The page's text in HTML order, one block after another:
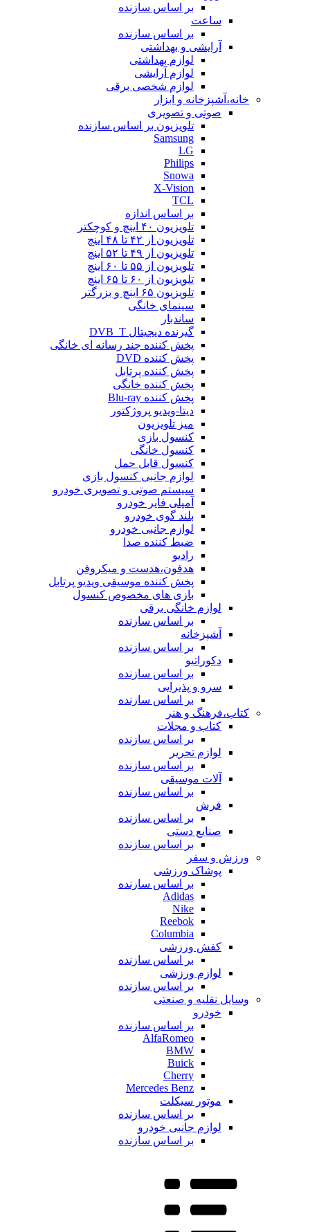
بر اساس سازنده
ساعت
بر اساس سازنده
آرایشی و بهداشتی
لوازم بهداشتی
لوازم آرایشی
لوازم شخصی برقی
خانه،آشپزخانه و ابزار
صوتی و تصویری
تلویزیون بر اساس سازنده
Samsung
LG
Philips
Snowa
X-Vision
TCL
بر اساس اندازه
تلویزیون ۴۰ اینچ و کوچکتر
تلویزیون از ۴۲ تا ۴۸ اینچ
تلویزیون از ۴۹ تا ۵۲ اینچ
تلویزیون از ۵۵ تا ۶۰ اینچ
تلویزیون از ۶۰ تا ۶۵ اینچ
تلویزیون ۶۵ اینچ و بزرگتر
سینمای خانگی
ساندبار
گیرنده دیجیتال DVB_T
پخش کننده چند رسانه ای خانگی
پخش کننده DVD
پخش کننده پرتابل
پخش کننده خانگی
پخش کننده Blu-ray
دیتا-ویدیو پروژکتور
میز تلویزیون
کنسول بازی
کنسول خانگی
کنسول قابل حمل
لوازم جانبی کنسول بازی
سیستم صوتی و تصویری خودرو
آمپلی فایر خودرو
بلند گوی خودرو
لوازم جانبی خودرو
ضبط کننده صدا
رادیو
هدفون،هدست و میکروفن
پخش کننده موسیقی ویدیو پرتابل
بازی های مخصوص کنسول
لوازم خانگی برقی
بر اساس سازنده
آشپزخانه
بر اساس سازنده
دکوراتیو
بر اساس سازنده
سرو و پذیرایی
بر اساس سازنده
کتاب،فرهنگ و هنر
کتاب و مجلات
بر اساس سازنده
لوازم تحریر
بر اساس سازنده
آلات موسیقی
بر اساس سازنده
فرش
بر اساس سازنده
صنایع دستی
بر اساس سازنده
ورزش و سفر
پوشاک ورزشی
بر اساس سازنده
Adidas
Nike
Reebok
Columbia
کفش ورزشی
بر اساس سازنده
لوازم ورزشی
بر اساس سازنده
وسایل نقلیه و صنعتی
خودرو
بر اساس سازنده
AlfaRomeo
BMW
Buick
Cherry
Mercedes Benz
موتور سیکلت
بر اساس سازنده
لوازم جانبی خودرو
بر اساس سازنده